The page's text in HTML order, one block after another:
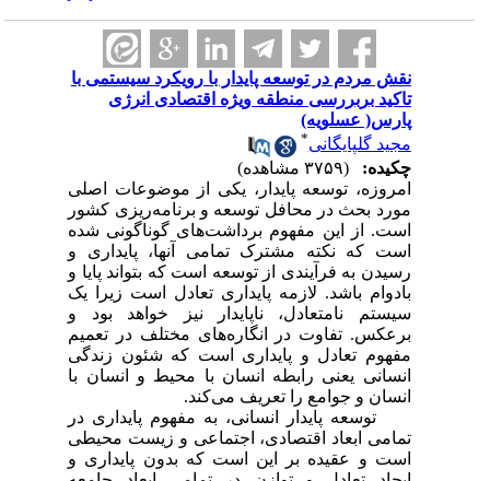
نقش مردم در توسعه پایدار با رویکرد سیستمی با
تاکید بربررسی منطقه ویژه اقتصادی انرژی
پارس( عسلویه)
مجید گلپایگانی
چکیده:
امروزه، توسعه پایدار، یکی از موضوعات اصلی
مورد بحث در محافل توسعه و برنامه‌ریزی کشور
است. از این مفهوم برداشت‌های گوناگونی شده
است که نکته‌ مشترک تمامی آنها، پایداری و
رسیدن به فرآیندی از توسعه است که بتواند پایا و
بادوام باشد. لازمه پایداری تعادل است زیرا یک
سیستم نامتعادل، ناپایدار نیز خواهد بود و
برعکس. تفاوت در انگاره‌های مختلف در تعمیم
مفهوم تعادل و پایداری است که شئون زندگی
انسانی یعنی رابطه‌ انسان با محیط و انسان با
انسان و جوامع را تعریف می‌کند.
توسعه پایدار انسانی، به مفهوم پایداری در
تمامی ابعاد اقتصادی، اجتماعی و زیست محیطی
است و عقیده بر این است که بدون پایداری و